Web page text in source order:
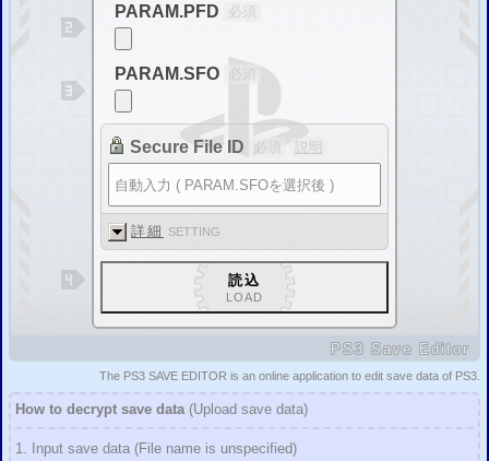
討鬼伝2 (Ver.1.00～1.04)の 改造 (復号化／暗号化)
2016/06/30
スーパーロボット大戦OG ムーン・デュエラーズ
に対応しました。
セーブエディター掲示板
PS3
セーブデータ投稿掲示板
3DSパッチコード改造掲示板
3DSセーブデータ投稿掲示板
RPGツクールVX／Aceセーブエディターを公開
RPGツクールMVセーブエディター
ドラゴンズドグマ セーブデータ圧縮・解凍システムを公開
セーブデータの解析方法 アドレス検索 セーブデータ比較
更新 対応タイトル追加「オーディンスフィア レイヴスラシル」 「ティアーズ・トゥ・ティアラII 覇
王の末裔」 「アルカナハート3」 「アルスラーン戦記×無双」に対応しました。
チェックサム自動修正対応
第3次スーパーロボット大戦Z 天獄篇」チェックサム自動修正対応
チェックサム修正方法
追加キングダムハーツII 改造方法 チェックサム修正方法
PARAM.PFD 必須
PARAM.SFO 必須
Secure File ID 必須 説明
詳細 SETTING
読込
LOAD
PS3 Save Editor
The PS3 SAVE EDITOR is an online application to edit save data of PS3.
How to decrypt save data (Upload save data)
1. Input save data (File name is unspecified)